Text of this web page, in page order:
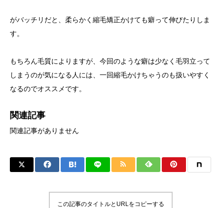
がバッチリだと、柔らかく縮毛矯正かけても癖って伸びたりしま
す。
もちろん毛質によりますが、今回のような癖は少なく毛羽立って
しまうのが気になる人には、一回縮毛かけちゃうのも扱いやすく
なるのでオススメです。
関連記事
関連記事がありません
この記事のタイトルとURLをコピーする